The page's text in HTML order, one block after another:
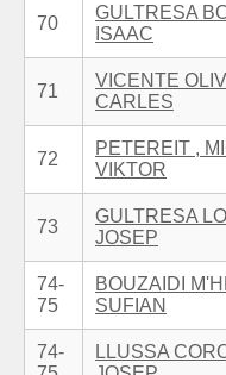
70
GULTRESA
ISAAC
71
VICENTE
CARLES
72
PETEREIT ,
VIKTOR
73
GULTRESA
JOSEP
74-
75
BOUZAIDI
SUFIAN
74-
LLUSSA